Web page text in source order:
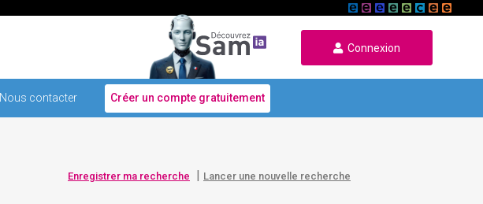
Connexion
Nous contacter Créer un compte gratuitement
Enregistrer ma recherche | Lancer une nouvelle recherche